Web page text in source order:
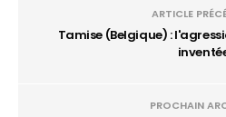
ARTICLE
Tamise (Belgique) :
PROCHAIN